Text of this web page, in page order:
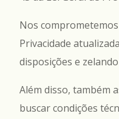
Nos
Privacidade
disposições e
Além disso, também
buscar condições